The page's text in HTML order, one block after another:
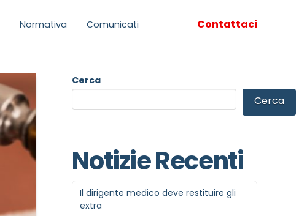
Normativa Comunicati Contattaci
Cerca
Cerca
Notizie Recenti
Il dirigente medico deve restituire gli
extra